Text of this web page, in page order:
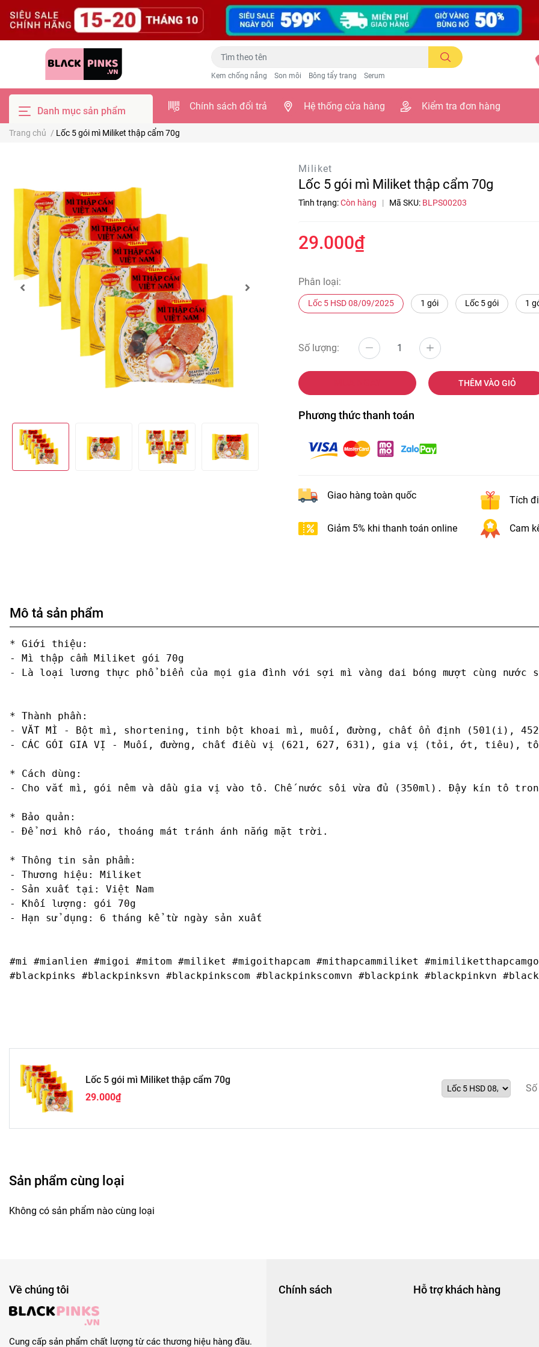
Kem chống nắng Son môi Bông tẩy trang Serum
Danh mục sản phẩm Chính sách đổi trả Hệ thống cửa hàng Kiểm tra đơn hàng
Trang chủ / Lốc 5 gói mì Miliket thập cẩm 70g
Miliket
Lốc 5 gói mì Miliket thập cẩm 70g
Tình trạng:Còn hàng | Mã SKU: BLPS00203
29.000₫
Phân loại:
Lốc 5 HSD 08/09/2025 1 gói Lốc 5 gói 1
Số lượng:
THÊM VÀO GIỎ
Phương thức thanh toán
Giao hàng toàn quốc Tích
Giảm 5% khi thanh toán online Cam
Mô tả sản phẩm
* Giới thiệu:
- Mì thập cẩm Miliket gói 70g
- Là loại lương thực phổ biển của mọi gia đình với sợi mì vàng dai bóng mượt cùng nước
* Thành phần:
- VẮT MÌ - Bột mì, shortening, tinh bột khoai mì, muối, đường, chất ổn định (501(i),
- CÁC GÓI GIA VỊ - Muối, đường, chất điều vị (621, 627, 631), gia vị (tỏi, ớt, tiêu),
* Cách dùng:
- Cho vắt mì, gói nêm và dầu gia vị vào tô. Chế nước sôi vừa đủ (350ml). Đậy kín tô
* Bảo quản:
- Để nơi khô ráo, thoáng mát tránh ánh nắng mặt trời.
* Thông tin sản phẩm:
- Thương hiệu: Miliket
- Sản xuất tại: Việt Nam
- Khối lượng: gói 70g
- Hạn sử dụng: 6 tháng kể từ ngày sản xuất
#mi #mianlien #migoi #mitom #miliket #migoithapcam #mithapcammiliket
Lốc 5 gói mì Miliket thập cẩm 70g
29.000₫
Sản phẩm cùng loại
Không có sản phẩm nào cùng loại
Về chúng tôi
Cung cấp sản phẩm chất lượng từ các thương hiệu hàng đầu.
Chính sách Hỗ trợ khách hàng